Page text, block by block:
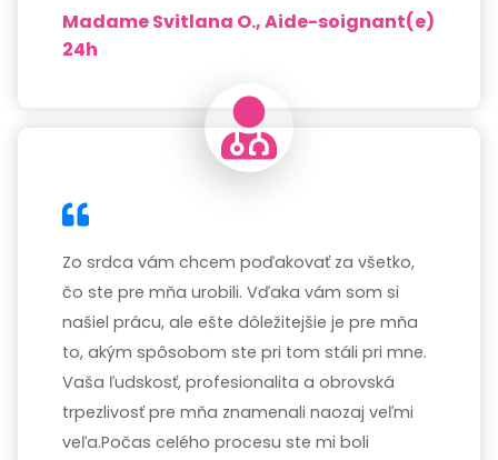
Madame Svitlana O., Aide-soignant(e)
24h
Zo srdca vám chcem poďakovať za všetko,
čo ste pre mňa urobili. Vďaka vám som si
našiel prácu, ale ešte dôležitejšie je pre mňa
to, akým spôsobom ste pri tom stáli pri mne.
Vaša ľudskosť, profesionalita a obrovská
trpezlivosť pre mňa znamenali naozaj veľmi
veľa.Počas celého procesu ste mi boli